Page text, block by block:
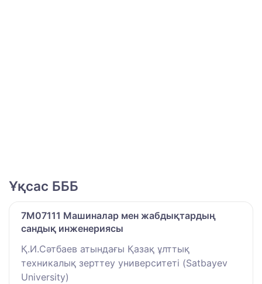
Ұқсас БББ
7M07111 Машиналар мен жабдықтардың
сандық инженериясы
Қ.И.Сәтбаев атындағы Қазақ ұлттық
техникалық зерттеу университеті (Satbayev
University)